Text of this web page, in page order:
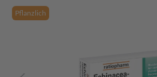
Pflanzlich